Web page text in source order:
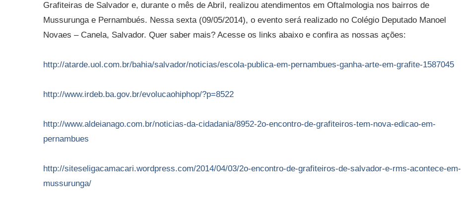
Grafiteiras de Salvador e, durante o mês de Abril, realizou atendimentos em Oftalmologia nos bairros de
Mussurunga e Pernambués. Nessa sexta (09/05/2014), o evento será realizado no Colégio Deputado Manoel
Novaes – Canela, Salvador. Quer saber mais? Acesse os links abaixo e confira as nossas ações:
http://atarde.uol.com.br/bahia/salvador/noticias/escola-publica-em-pernambues-ganha-arte-em-grafite-1587045
http://www.irdeb.ba.gov.br/evolucaohiphop/?p=8522
http://www.aldeianago.com.br/noticias-da-cidadania/8952-2o-encontro-de-grafiteiros-tem-nova-edicao-em-
pernambues
http://siteseligacamacari.wordpress.com/2014/04/03/2o-encontro-de-grafiteiros-de-salvador-e-rms-acontece-em-
mussurunga/